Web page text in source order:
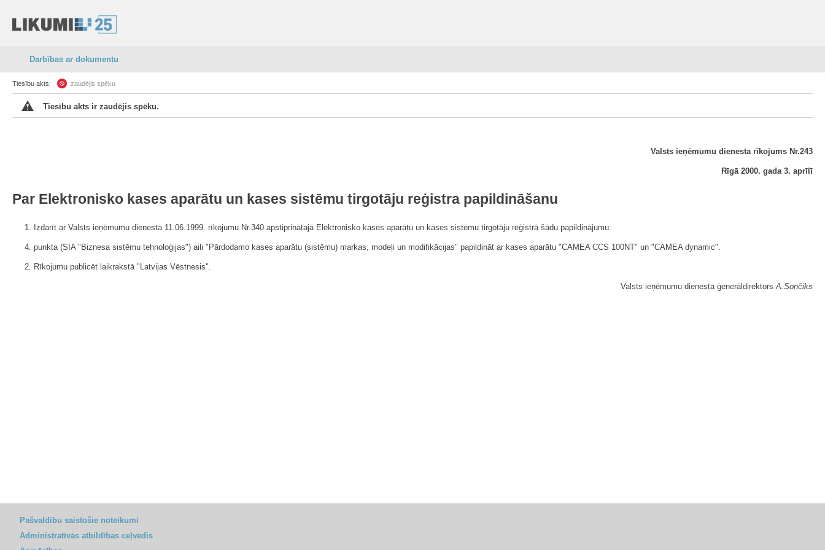
Darbības ar dokumentu
Tiesību akts: zaudējis spēku
Tiesību akts ir zaudējis spēku.
Valsts ieņēmumu dienesta rīkojums Nr.243
Rīgā 2000. gada 3. aprīlī
Par Elektronisko kases aparātu un kases sistēmu tirgotāju reģistra papildināšanu
1. Izdarīt ar Valsts ieņēmumu dienesta 11.06.1999. rīkojumu Nr.340 apstiprinātajā Elektronisko kases aparātu un kases sistēmu tirgotāju reģistrā šādu papildinājumu:
4. punkta (SIA "Biznesa sistēmu tehnoloģijas") aili "Pārdodamo kases aparātu (sistēmu) markas, modeļi un modifikācijas" papildināt ar kases aparātu "CAMEA CCS 100NT" un "CAMEA dynamic".
2. Rīkojumu publicēt laikrakstā "Latvijas Vēstnesis".
Valsts ieņēmumu dienesta ģenerāldirektorsA.Sončiks
Pašvaldību saistošie noteikumi
Administratīvās atbildības ceļvedis